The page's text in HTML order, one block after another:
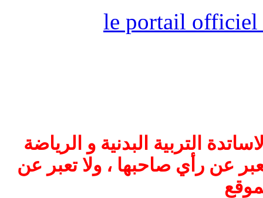
le portail officiel
التربية البدنية و الرياضة
عن رأي صاحبها ، ولا تعبر عن